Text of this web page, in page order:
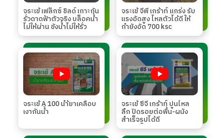
จระเข้ เฟล็กซ์ ชิลด์ เกาะกัน
รั่วดาดฟ้าตัวจริง บล็อคน้ำ
ไม่ให้ผ่าน ขังน้ำไม่ให้รั่ว
จระเข้ จีพี เกร้าท์ แกร่ง รับ
แรงอัดสูง ไหลตัวได้ดี ให้
กำยังอัด 700 ksc
จระเข้ A 100 นำ้ยาเคลือบ
เงากันน้ำ
จระเข้ ซีจี เกร้าท์ ปูนไหล
ลึก ปิดรอยต่อพื้น-ผนัง
สำเร็จรูปได้ดี